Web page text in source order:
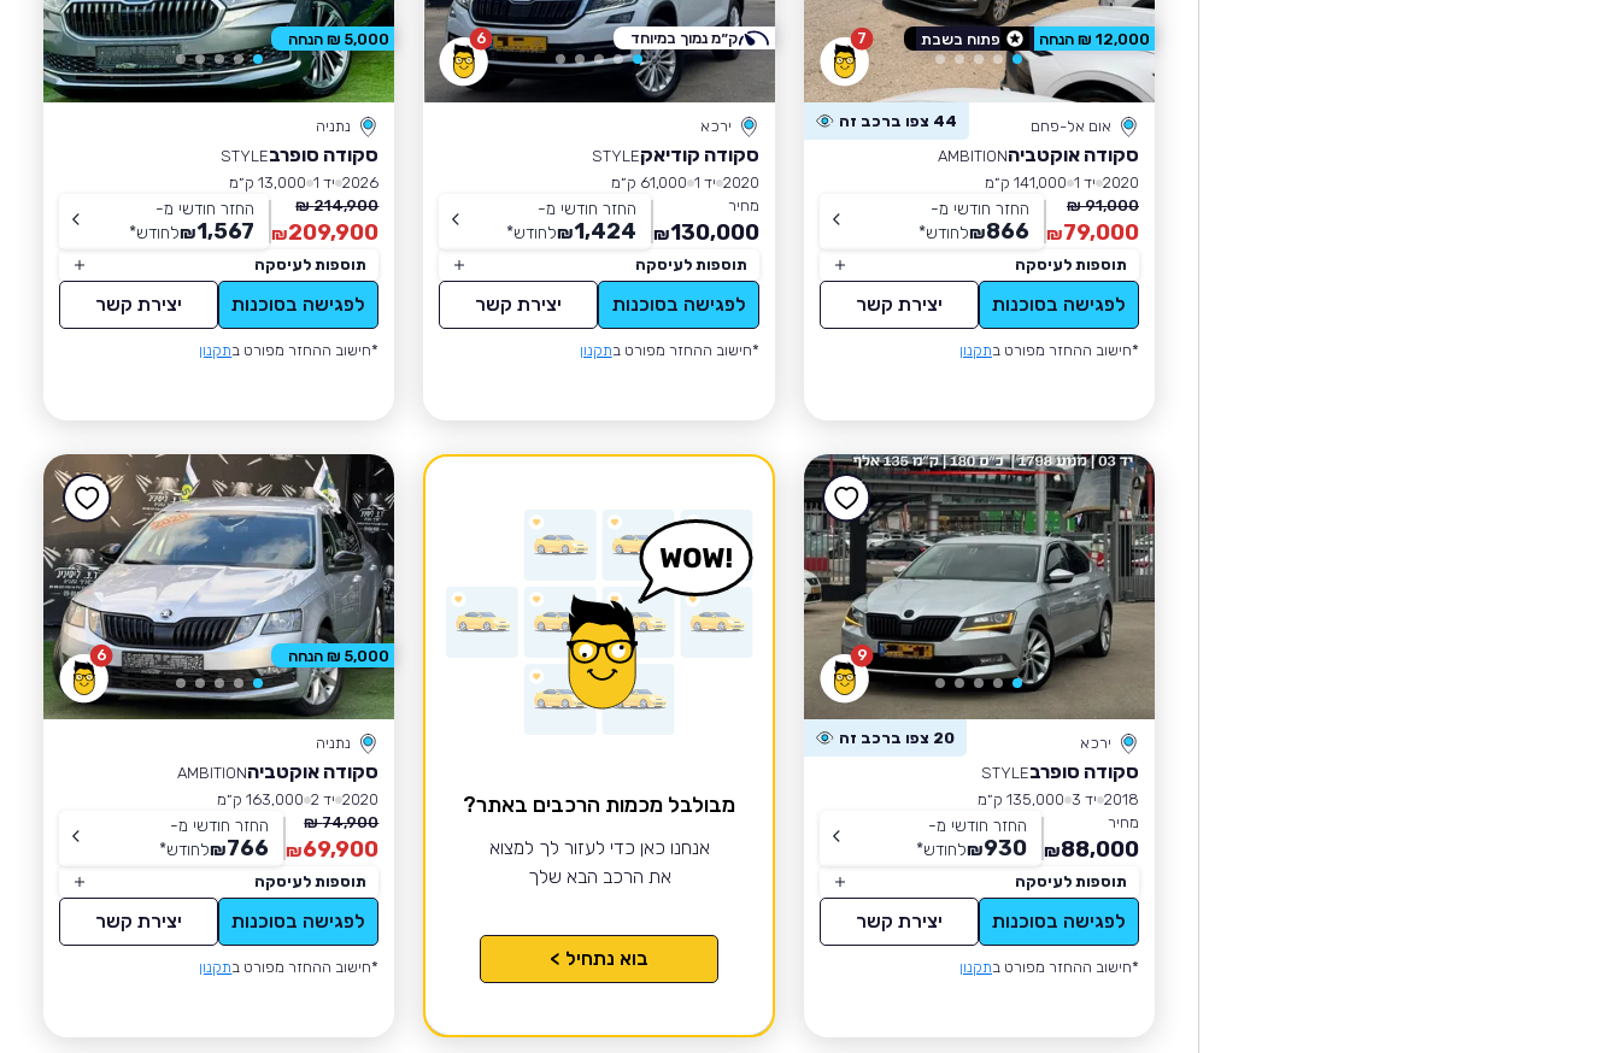
7
אום אל-פחם 44 צפו ברכב זה
סקודה אוקטביהAMBITION
2020 יד 1
141,000 ק״מ
91,000 ₪
79,000
₪
החזר חודשי מ-
866
₪לחודש*
תוספות לעיסקה
לפגישה בסוכנות יצירת קשר
*חישוב ההחזר מפורט בתקנון
12,000 ₪ הנחה פתוח בשבת 6
ירכא
סקודה קודיאקSTYLE
2020 יד 1
61,000 ק״מ
מחיר
130,000
₪
החזר חודשי מ-
1,424
₪לחודש*
תוספות לעיסקה
לפגישה בסוכנות יצירת קשר
*חישוב ההחזר מפורט בתקנון
ק״מ נמוך במיוחד
נתניה
סקודה סופרבSTYLE
2026 יד 1
13,000 ק״מ
214,900 ₪
209,900
₪
החזר חודשי מ-
1,567
₪לחודש*
תוספות לעיסקה
לפגישה בסוכנות יצירת קשר
*חישוב ההחזר מפורט בתקנון
5,000 ₪ הנחה
9
ירכא 20 צפו ברכב זה
סקודה סופרבSTYLE
2018 יד 3
135,000 ק״מ
מחיר
88,000
₪
החזר חודשי מ-
930
₪לחודש*
תוספות לעיסקה
לפגישה בסוכנות יצירת קשר
*חישוב ההחזר מפורט בתקנון
מבולבל מכמות הרכבים באתר?
אנחנו כאן כדי לעזור לך למצוא
את הרכב הבא שלך
בוא נתחיל >
6
נתניה
סקודה אוקטביהAMBITION
2020 יד 2
163,000 ק״מ
74,900 ₪
69,900
₪
החזר חודשי מ-
766
₪לחודש*
תוספות לעיסקה
לפגישה בסוכנות יצירת קשר
*חישוב ההחזר מפורט בתקנון
5,000 ₪ הנחה